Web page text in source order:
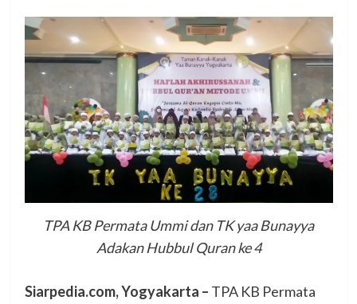
TPA KB Permata Ummi dan TK yaa Bunayya
Adakan Hubbul Quran ke 4
Siarpedia.com, Yogyakarta – TPA KB Permata